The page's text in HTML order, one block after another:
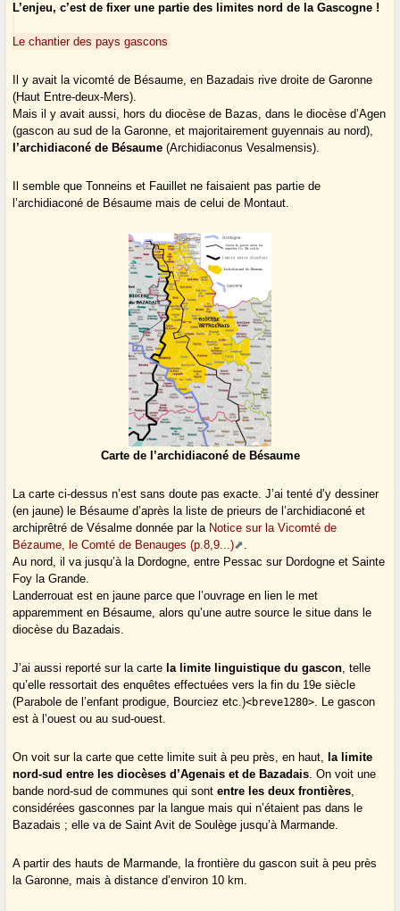
L’enjeu, c’est de fixer une partie des limites nord de la Gascogne !
Le chantier des pays gascons
Il y avait la vicomté de Bésaume, en Bazadais rive droite de Garonne
(Haut Entre-deux-Mers).
Mais il y avait aussi, hors du diocèse de Bazas, dans le diocèse d’Agen
(gascon au sud de la Garonne, et majoritairement guyennais au nord),
l’archidiaconé de Bésaume (Archidiaconus Vesalmensis).
Il semble que Tonneins et Fauillet ne faisaient pas partie de
l’archidiaconé de Bésaume mais de celui de Montaut.
Carte de l’archidiaconé de Bésaume
La carte ci-dessus n’est sans doute pas exacte. J’ai tenté d’y dessiner
(en jaune) le Bésaume d’après la liste de prieurs de l’archidiaconé et
archiprêtré de Vésalme donnée par la Notice sur la Vicomté de
Bézaume, le Comté de Benauges (p.8,9...)
.
Au nord, il va jusqu’à la Dordogne, entre Pessac sur Dordogne et Sainte
Foy la Grande.
Landerrouat est en jaune parce que l’ouvrage en lien le met
apparemment en Bésaume, alors qu’une autre source le situe dans le
diocèse du Bazadais.
J’ai aussi reporté sur la carte la limite linguistique du gascon, telle
qu’elle ressortait des enquêtes effectuées vers la fin du 19e siècle
(Parabole de l’enfant prodigue, Bourciez etc.)<breve1280>. Le gascon
est à l’ouest ou au sud-ouest.
On voit sur la carte que cette limite suit à peu près, en haut, la limite
nord-sud entre les diocèses d’Agenais et de Bazadais. On voit une
bande nord-sud de communes qui sontentre les deux frontières,
considérées gasconnes par la langue mais qui n’étaient pas dans le
Bazadais ; elle va de Saint Avit de Soulège jusqu’à Marmande.
A partir des hauts de Marmande, la frontière du gascon suit à peu près
la Garonne, mais à distance d’environ 10 km.